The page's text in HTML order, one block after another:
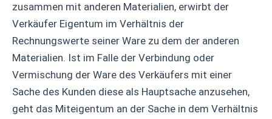
zusammen mit anderen Materialien, erwirbt der
Verkäufer Eigentum im Verhältnis der
Rechnungswerte seiner Ware zu dem der anderen
Materialien. Ist im Falle der Verbindung oder
Vermischung der Ware des Verkäufers mit einer
Sache des Kunden diese als Hauptsache anzusehen,
geht das Miteigentum an der Sache in dem Verhältnis